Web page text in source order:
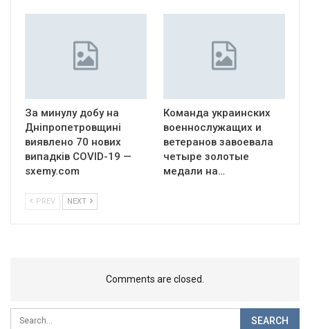
За минулу добу на
Дніпропетровщині
виявлено 70 нових
випадків COVID-19 —
sxemy.com
Команда украинских
военнослужащих и
ветеранов завоевала
четыре золотые
медали на…
PREV NEXT
Comments are closed.